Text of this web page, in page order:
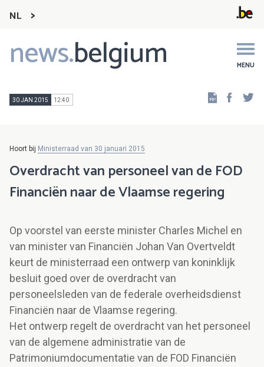
NL
news.belgium MENU
Main
navigation
30 JAN 2015 12:40
Hoort bij Ministerraad van 30 januari 2015
Overdracht van personeel van de FOD
Financiën naar de Vlaamse regering
Op voorstel van eerste minister Charles Michel en
van minister van Financiën Johan Van Overtveldt
keurt de ministerraad een ontwerp van koninklijk
besluit goed over de overdracht van
personeelsleden van de federale overheidsdienst
Financiën naar de Vlaamse regering.
Het ontwerp regelt de overdracht van het personeel
van de algemene administratie van de
Patrimoniumdocumentatie van de FOD Financiën